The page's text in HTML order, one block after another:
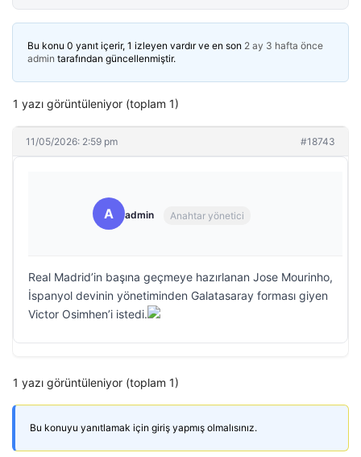
Bu konu 0 yanıt içerir, 1 izleyen vardır ve en son 2 ay 3 hafta önce
admin tarafından güncellenmiştir.
1 yazı görüntüleniyor (toplam 1)
11/05/2026: 2:59 pm #18743
A admin Anahtar yönetici
Real Madrid’in başına geçmeye hazırlanan Jose Mourinho,
İspanyol devinin yönetiminden Galatasaray forması giyen
Victor Osimhen’i istedi.
1 yazı görüntüleniyor (toplam 1)
Bu konuyu yanıtlamak için giriş yapmış olmalısınız.